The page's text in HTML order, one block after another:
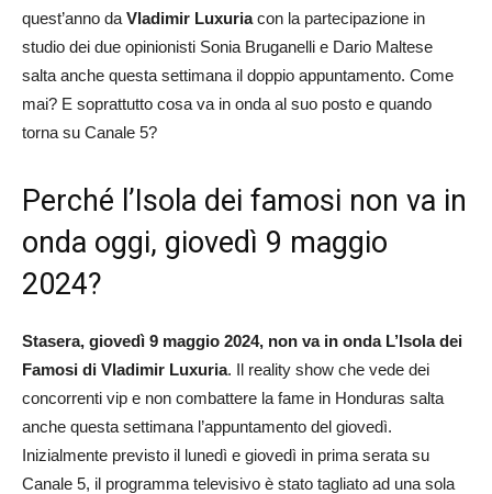
quest’anno da Vladimir Luxuriacon la partecipazione in
studio dei due opinionisti Sonia Bruganelli e Dario Maltese
salta anche questa settimana il doppio appuntamento. Come
mai? E soprattutto cosa va in onda al suo posto e quando
torna su Canale 5?
Perché l’Isola dei famosi non va in
onda oggi, giovedì 9 maggio
2024?
Stasera, giovedì 9 maggio 2024, non va in onda L’Isola dei
Famosi di Vladimir Luxuria. Il reality show che vede dei
concorrenti vip e non combattere la fame in Honduras salta
anche questa settimana l’appuntamento del giovedì.
Inizialmente previsto il lunedì e giovedì in prima serata su
Canale 5, il programma televisivo è stato tagliato ad una sola